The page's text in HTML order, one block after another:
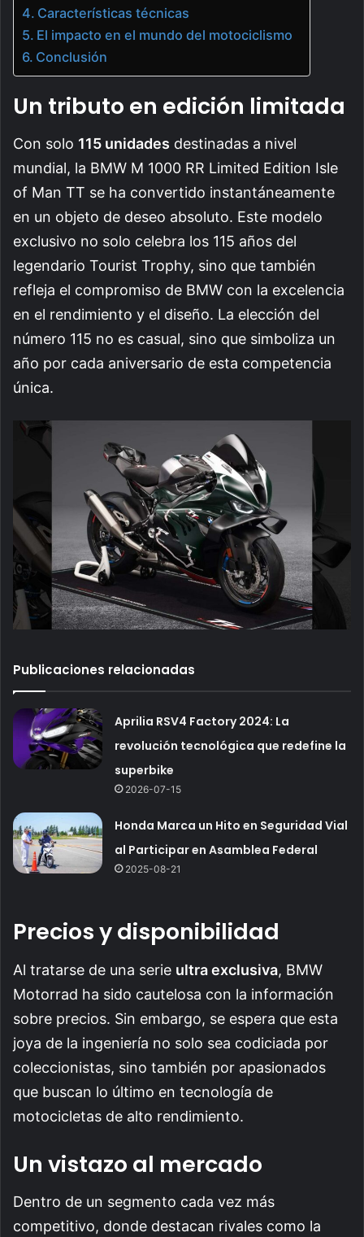
Características técnicas
El impacto en el mundo del motociclismo
Conclusión
Un tributo en edición limitada
Con solo 115 unidades destinadas a nivel
mundial, la BMW M 1000 RR Limited Edition Isle
of Man TT se ha convertido instantáneamente
en un objeto de deseo absoluto. Este modelo
exclusivo no solo celebra los 115 años del
legendario Tourist Trophy, sino que también
refleja el compromiso de BMW con la excelencia
en el rendimiento y el diseño. La elección del
número 115 no es casual, sino que simboliza un
año por cada aniversario de esta competencia
única.
Publicaciones relacionadas
Aprilia RSV4 Factory 2024: La
revolución tecnológica que redefine la
superbike
2026-07-15
Honda Marca un Hito en Seguridad Vial
al Participar en Asamblea Federal
2025-08-21
Precios y disponibilidad
Al tratarse de una serie ultra exclusiva, BMW
Motorrad ha sido cautelosa con la información
sobre precios. Sin embargo, se espera que esta
joya de la ingeniería no solo sea codiciada por
coleccionistas, sino también por apasionados
que buscan lo último en tecnología de
motocicletas de alto rendimiento.
Un vistazo al mercado
Dentro de un segmento cada vez más
competitivo, donde destacan rivales como la